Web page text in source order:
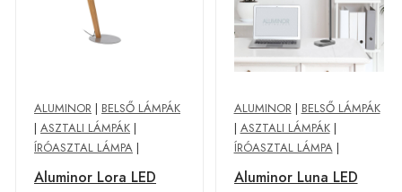
ALUMINOR | BELSŐ LÁMPÁK
| ASZTALI LÁMPÁK |
ÍRÓASZTAL LÁMPA |
Aluminor Lora LED
ALUMINOR| BELSŐ LÁMPÁK
| ASZTALI LÁMPÁK|
ÍRÓASZTAL LÁMPA|
Aluminor Luna LED